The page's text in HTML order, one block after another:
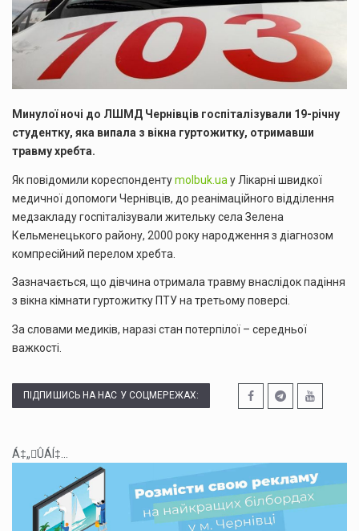
Минулої ночі до ЛШМД Чернівців госпіталізували 19-річну
студентку, яка випала з вікна гуртожитку, отримавши
травму хребта.
Як повідомили кореспондентуmolbuk.ua у Лікарні швидкої
медичної допомоги Чернівців, до реанімаційного відділення
медзакладу госпіталізували жительку села Зелена
Кельменецького району, 2000 року народження з діагнозом
компресійний перелом хребта.
Зазначається, що дівчина отримала травму внаслідок падіння
з вікна кімнати гуртожитку ПТУ на третьому поверсі.
За словами медиків, наразі стан потерпілої – середньої
важкості.
ПІДПИШИСЬ НА НАС У СОЦМЕРЕЖАХ:
Á‡„ÛÁÍ‡...